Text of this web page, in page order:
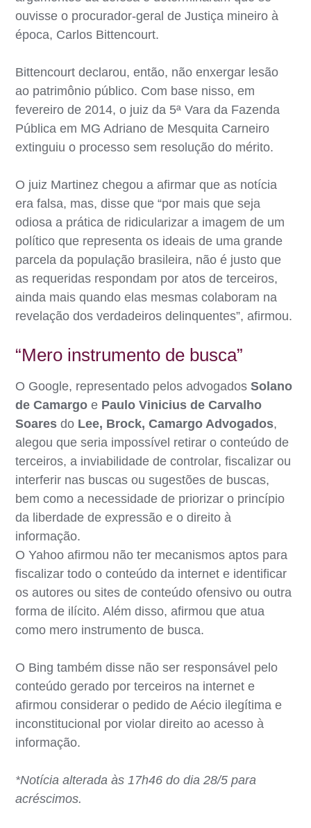
ouvisse o procurador-geral de Justiça mineiro à
época, Carlos Bittencourt.
Bittencourt declarou, então, não enxergar lesão
ao patrimônio público. Com base nisso, em
fevereiro de 2014, o juiz da 5ª Vara da Fazenda
Pública em MG Adriano de Mesquita Carneiro
extinguiu o processo sem resolução do mérito.
O juiz Martinez chegou a afirmar que as notícia
era falsa, mas, disse que “por mais que seja
odiosa a prática de ridicularizar a imagem de um
político que representa os ideais de uma grande
parcela da população brasileira, não é justo que
as requeridas respondam por atos de terceiros,
ainda mais quando elas mesmas colaboram na
revelação dos verdadeiros delinquentes”, afirmou.
“Mero instrumento de busca”
O Google, representado pelos advogadosSolano
de Camargo e Paulo Vinicius de Carvalho
Soares do Lee, Brock, Camargo Advogados,
alegou que seria impossível retirar o conteúdo de
terceiros, a inviabilidade de controlar, fiscalizar ou
interferir nas buscas ou sugestões de buscas,
bem como a necessidade de priorizar o princípio
da liberdade de expressão e o direito à
informação.
O Yahoo afirmou não ter mecanismos aptos para
fiscalizar todo o conteúdo da internet e identificar
os autores ou sites de conteúdo ofensivo ou outra
forma de ilícito. Além disso, afirmou que atua
como mero instrumento de busca.
O Bing também disse não ser responsável pelo
conteúdo gerado por terceiros na internet e
afirmou considerar o pedido de Aécio ilegítima e
inconstitucional por violar direito ao acesso à
informação.
*Notícia alterada às 17h46 do dia 28/5 para
acréscimos.